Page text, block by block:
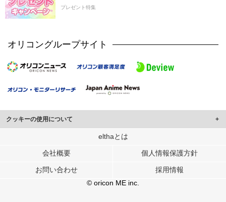
プレゼント特集
オリコングループサイト
クッキーの使用について
このサイトでは Cookie を使用して、ユーザーに合わせたコンテンツや広告の
行っています。
メディアや広告配信、データ解析の各パートナーに提供しています。
ユーザーが各パートナーのサービスを使用したときに収集した他の情報を組み
elthaとは
会社概要 個人情報保護方針
お問い合わせ
採用情報
© oricon ME inc.